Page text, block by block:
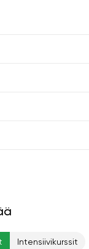
Intensiivikurssit